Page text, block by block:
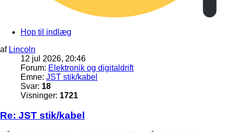
Hop til indlæg
af Lincoln
12 jul 2026, 20:46
Forum: Elektronik og digitaldrift
Emne: JST stik/kabel
Svar: 18
Visninger: 1721
Re: JST stik/kabel